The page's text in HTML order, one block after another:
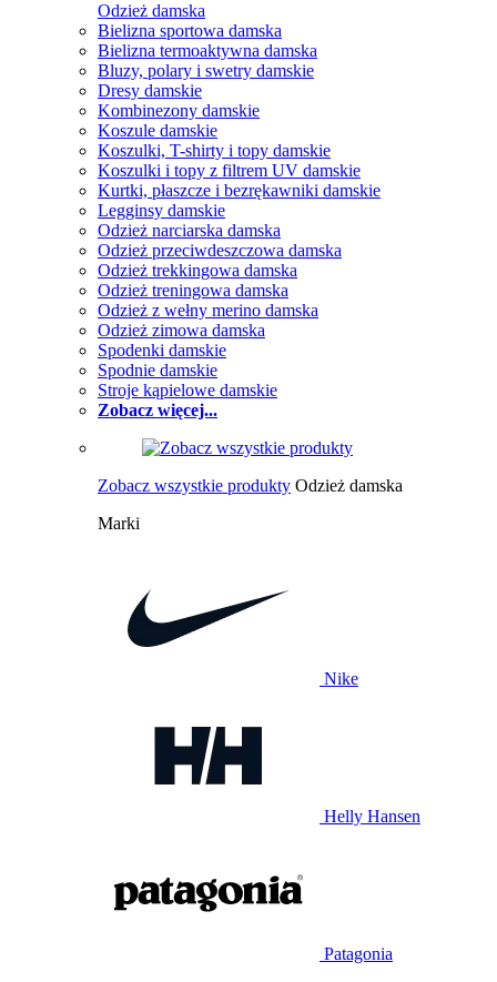
Odzież damska
Bielizna sportowa damska
Bielizna termoaktywna damska
Bluzy, polary i swetry damskie
Dresy damskie
Kombinezony damskie
Koszule damskie
Koszulki, T-shirty i topy damskie
Koszulki i topy z filtrem UV damskie
Kurtki, płaszcze i bezrękawniki damskie
Legginsy damskie
Odzież narciarska damska
Odzież przeciwdeszczowa damska
Odzież trekkingowa damska
Odzież treningowa damska
Odzież z wełny merino damska
Odzież zimowa damska
Spodenki damskie
Spodnie damskie
Stroje kąpielowe damskie
Zobacz więcej...
Zobacz wszystkie produkty Odzież damska
Marki
Nike
Helly Hansen
Patagonia